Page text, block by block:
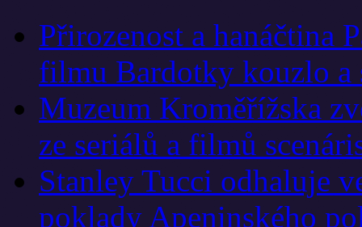
Přirozenost a hanáčtina
filmu Bardotky kouzlo a
Muzeum Kroměřížska
ze seriálů a filmů
Stanley Tucci odhaluje
poklady Apeninského